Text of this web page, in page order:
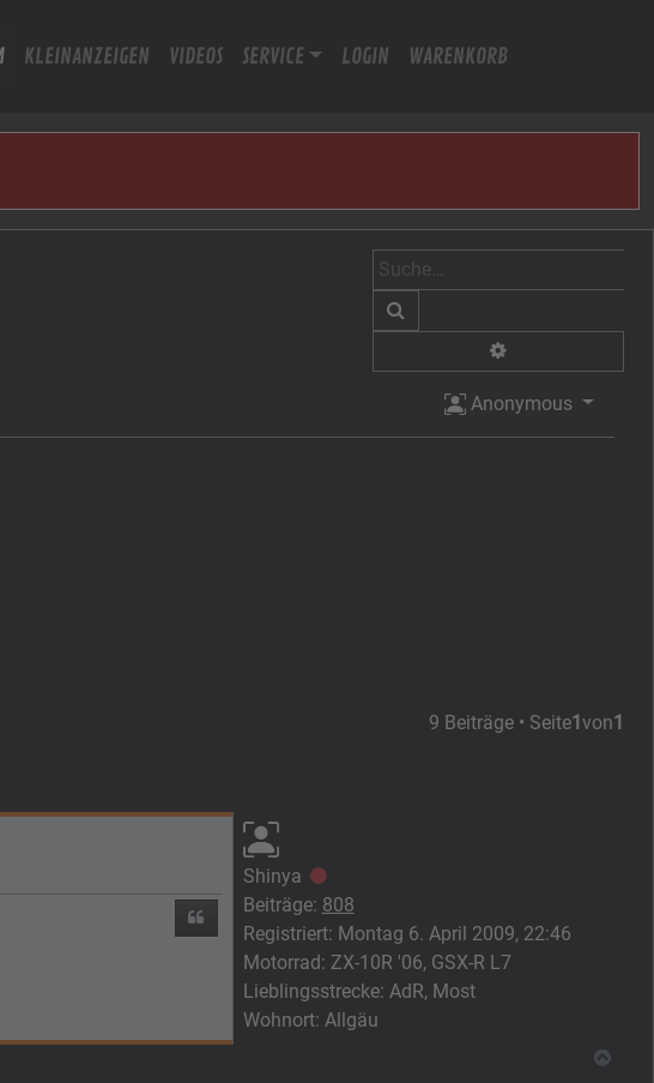
KLEINANZEIGEN VIDEOS SERVICE LOGIN WARENKORB
Anonymous
9 Beiträge • Seite1von1
Shinya Offline
Beiträge: 808
Registriert: Montag 6. April 2009, 22:46
Motorrad: ZX-10R '06, GSX-R L7
Lieblingsstrecke: AdR, Most
Wohnort: Allgäu
Zitieren